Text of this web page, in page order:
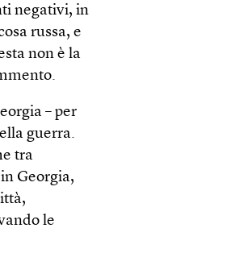
negativi, in
russa, e
non è la
– per
guerra.
tra
Georgia,
le